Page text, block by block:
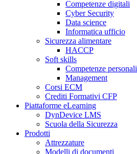
Competenze digitali
Cyber Security
Data science
Informatica ufficio
Sicurezza alimentare
HACCP
Soft skills
Competenze personali
Management
Corsi ECM
Crediti Formativi CFP
Piattaforme eLearning
DynDevice LMS
Scuola della Sicurezza
Prodotti
Attrezzature
Modelli di documenti